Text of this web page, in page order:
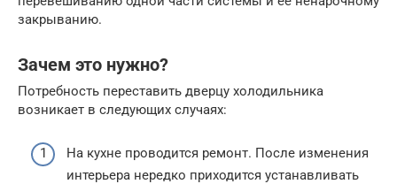
закрыванию.
Зачем это нужно?
Потребность переставить дверцу холодильника
возникает в следующих случаях:
На кухне проводится ремонт. После изменения
интерьера нередко приходится устанавливать